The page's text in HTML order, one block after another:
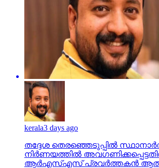
kerala3 days ago
തദ്ദേശ തെരഞ്ഞെടുപ്പില്‍
നിര്‍ണയത്തില്‍
ആര്‍എസ്എസ് പ്രവര്‍ത്തകന്‍